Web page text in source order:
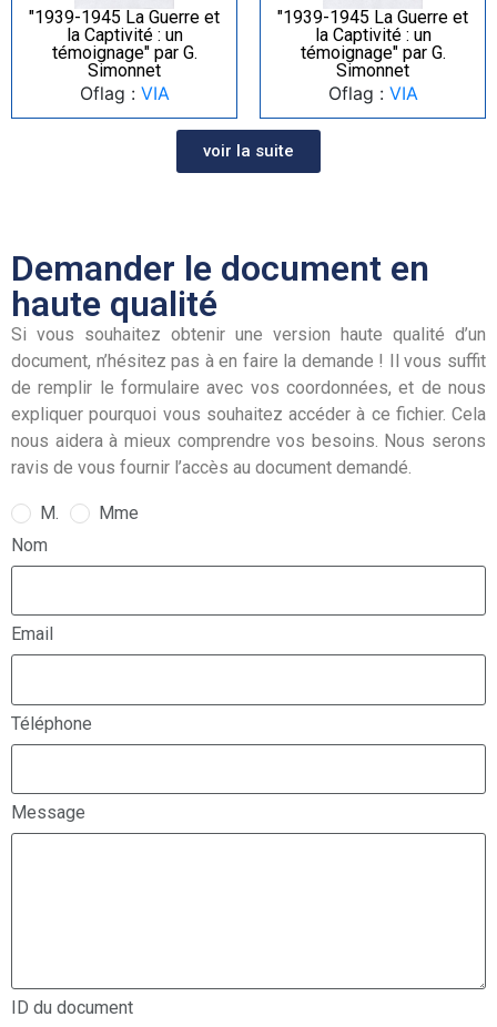
"1939-1945 La Guerre et
la Captivité : un
témoignage" par G.
Simonnet
Oflag : VIA
"1939-1945 La Guerre et
la Captivité : un
témoignage" par G.
Simonnet
Oflag : VIA
voir la suite
Demander le document en
haute qualité
Si vous souhaitez obtenir une version haute qualité d’un
document, n’hésitez pas à en faire la demande ! Il vous suffit
de remplir le formulaire avec vos coordonnées, et de nous
expliquer pourquoi vous souhaitez accéder à ce fichier. Cela
nous aidera à mieux comprendre vos besoins. Nous serons
ravis de vous fournir l’accès au document demandé.
M.
Mme
Nom
Email
Téléphone
Message
ID du document